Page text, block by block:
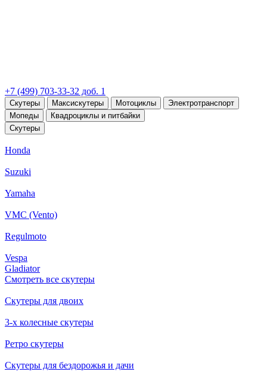
+7 (499) 703-33-32 доб. 1
Скутеры Максискутеры Мотоциклы
Электротранспорт
Мопеды
Квадроциклы и питбайки
Скутеры
Honda
Suzuki
Yamaha
VMC (Vento)
Regulmoto
Vespa
Gladiator
Смотреть все скутеры
Скутеры для двоих
3-х колесные скутеры
Ретро скутеры
Скутеры для бездорожья и дачи